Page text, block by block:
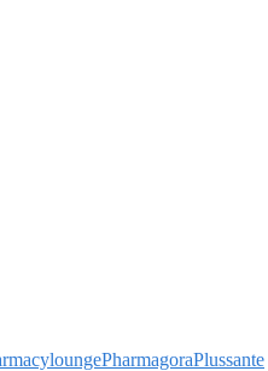
PharmagoraPlussante